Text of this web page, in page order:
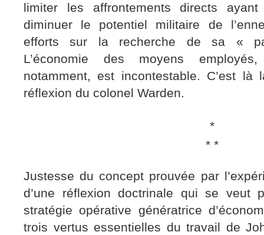
limiter les affrontements directs
diminuer le potentiel militaire de
efforts sur la recherche de sa «
L’économie des moyens
notamment, est incontestable. C’est
réflexion du colonel Warden.
*
* *
Justesse du concept prouvée par
d’une réflexion doctrinale qui se veut
stratégie opérative génératrice
trois vertus essentielles du travail de